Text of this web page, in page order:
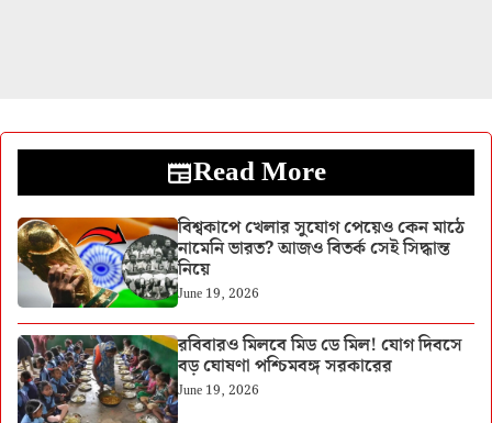
Read More
বিশ্বকাপে খেলার সুযোগ পেয়েও কেন মাঠে
নামেনি ভারত? আজও বিতর্ক সেই সিদ্ধান্ত
নিয়ে
June 19, 2026
রবিবারও মিলবে মিড ডে মিল! যোগ দিবসে
বড় ঘোষণা পশ্চিমবঙ্গ সরকারের
June 19, 2026